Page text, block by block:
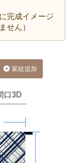
完成イメージ
せん）
家紋追加
口3D